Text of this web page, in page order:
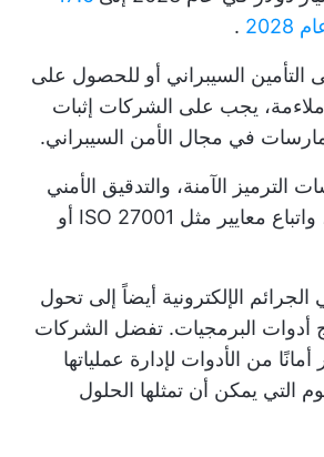
.
التأمين السيبراني أو للحصول على
يجب على الشركات إثبات
في مجال الأمن السيبراني.
الآمنة، والتدقيق الأمني
المنتظم، والتشفير، واتباع معايير مثل ISO 27001 أو
الجرائم الإلكترونية أيضاً إلى تحول
أدوات البرمجيات. تفضل الشركات
من الأدوات لإدارة عملياتها
التي يمكن أن تمثلها الحلول